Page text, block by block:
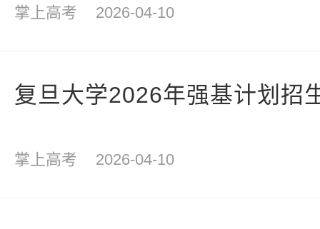
掌上高考 2026-04-10
复旦大学2026年强基计划招
掌上高考 2026-04-10